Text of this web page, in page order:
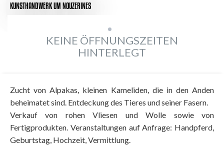
KUNSTHANDWERKUM NOUZERINES
KEINE ÖFFNUNGSZEITEN
HINTERLEGT
Zucht von Alpakas, kleinen Kameliden, die in den Anden
beheimatet sind. Entdeckung des Tieres und seiner Fasern.
Verkauf von rohen Vliesen und Wolle sowie von
Fertigprodukten. Veranstaltungen auf Anfrage: Handpferd,
Geburtstag, Hochzeit, Vermittlung.